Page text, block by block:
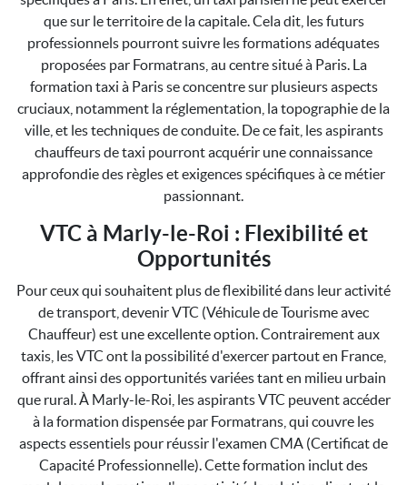
que sur le territoire de la capitale. Cela dit, les futurs
professionnels pourront suivre les formations adéquates
proposées par Formatrans, au centre situé à Paris. La
formation taxi à Paris se concentre sur plusieurs aspects
cruciaux, notamment la réglementation, la topographie de la
ville, et les techniques de conduite. De ce fait, les aspirants
chauffeurs de taxi pourront acquérir une connaissance
approfondie des règles et exigences spécifiques à ce métier
passionnant.
VTC à Marly-le-Roi : Flexibilité et
Opportunités
Pour ceux qui souhaitent plus de flexibilité dans leur activité
de transport, devenir VTC (Véhicule de Tourisme avec
Chauffeur) est une excellente option. Contrairement aux
taxis, les VTC ont la possibilité d'exercer partout en France,
offrant ainsi des opportunités variées tant en milieu urbain
que rural. À Marly-le-Roi, les aspirants VTC peuvent accéder
à la formation dispensée par Formatrans, qui couvre les
aspects essentiels pour réussir l'examen CMA (Certificat de
Capacité Professionnelle). Cette formation inclut des